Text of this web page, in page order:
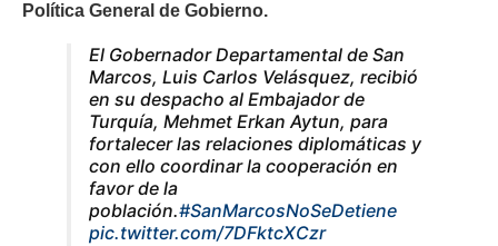
Política General de Gobierno.
El Gobernador Departamental de San
Marcos, Luis Carlos Velásquez, recibió
en su despacho al Embajador de
Turquía, Mehmet Erkan Aytun, para
fortalecer las relaciones diplomáticas y
con ello coordinar la cooperación en
favor de la
población.#SanMarcosNoSeDetiene
pic.twitter.com/7DFktcXCzr